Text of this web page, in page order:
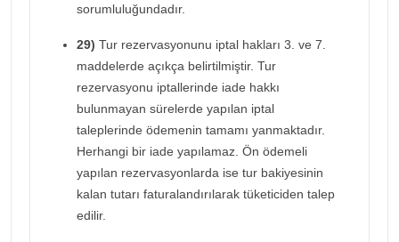
sorumluluğundadır.
29) Tur rezervasyonunu iptal hakları 3. ve 7.
maddelerde açıkça belirtilmiştir. Tur
rezervasyonu iptallerinde iade hakkı
bulunmayan sürelerde yapılan iptal
taleplerinde ödemenin tamamı yanmaktadır.
Herhangi bir iade yapılamaz. Ön ödemeli
yapılan rezervasyonlarda ise tur bakiyesinin
kalan tutarı faturalandırılarak tüketiciden talep
edilir.